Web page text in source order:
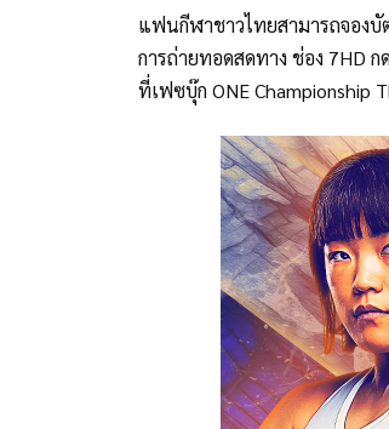
แฟนกีฬาชาวไทยสามารถจองบั
การถ่ายทอดสดทาง ช่อง 7HD
ที่เฟซบุ๊ก ONE Championship